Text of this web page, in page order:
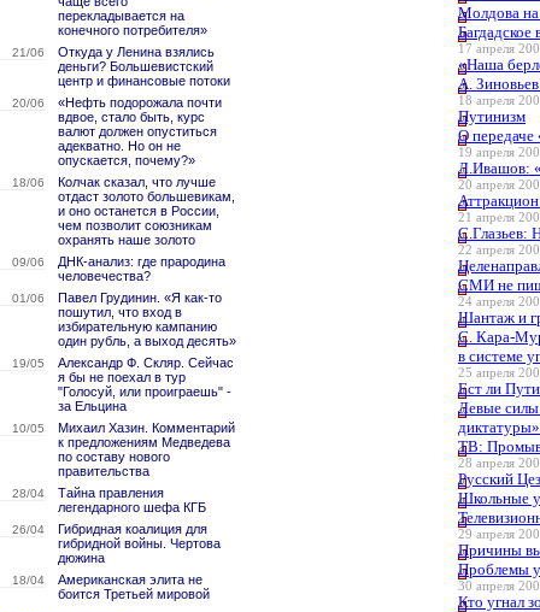
перекладывается на
конечного потребителя»
21/06
Откуда у Ленина взялись
деньги? Большевистский
центр и финансовые потоки
20/06
«Нефть подорожала почти
вдвое, стало быть, курс
валют должен опуститься
адекватно. Но он не
опускается, почему?»
18/06
Колчак сказал, что лучше
отдаст золото большевикам,
и оно останется в России,
чем позволит союзникам
охранять наше золото
09/06
ДНК-анализ: где прародина
человечества?
01/06
Павел Грудинин. «Я как-то
пошутил, что вход в
избирательную кампанию
один рубль, а выход десять»
19/05
Александр Ф. Скляр. Сейчас
я бы не поехал в тур
"Голосуй, или проиграешь" -
за Ельцина
10/05
Михаил Хазин. Комментарий
к предложениям Медведева
по составу нового
правительства
28/04
Тайна правления
легендарного шефа КГБ
26/04
Гибридная коалиция для
гибридной войны. Чертова
дюжина
18/04
Американская элита не
боится Третьей мировой
Молдова
Багдадское
17 апреля
«Наша
А.
18 апреля
Путинизм
О
19 апреля
Л.Ивашов:
20 апреля
21 апреля
С.Глазьев:
22 апреля
СМИ не
24 апреля
Шантаж и
C. Кара-
в системе
25 апреля
Ест ли
Левые
диктатуры»
ТВ:
28 апреля
Русский
Школьные
29 апреля
Причины
Проблемы
30 апреля
Кто угнал